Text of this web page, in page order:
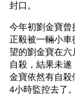
封口。
今年初劉金寶曾
正毅被一輛小
望的劉金寶在六
自殺，結果未
金寶依然有自
4小時監控去了。